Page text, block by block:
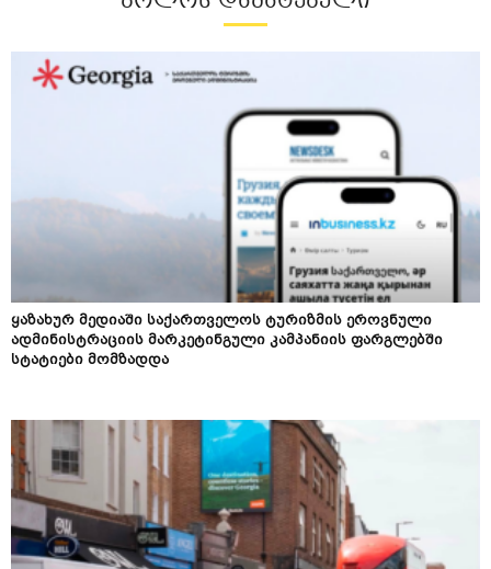
ყაზახურ მედიაში საქართველოს ტურიზმის ეროვნული
ადმინისტრაციის მარკეტინგული კამპანიის ფარგლებში
სტატიები მომზადდა